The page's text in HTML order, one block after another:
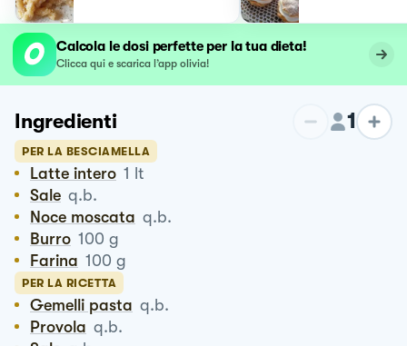
Calcola le dosi perfette per la tua dieta!
Clicca qui e scarica l’app olivia!
Ingredienti 1
PER LA BESCIAMELLA
Latte intero 1 lt
Sale q.b.
Noce moscata q.b.
Burro 100 g
Farina 100 g
PER LA RICETTA
Gemelli pasta q.b.
Provola q.b.